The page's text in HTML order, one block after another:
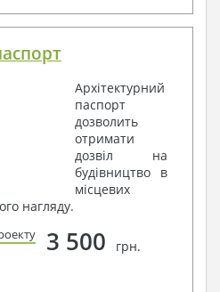
Архітектурний
паспорт
дозволить
отримати
дозвіл на
будівництво в
місцевих
нагляду.
3 500 грн.